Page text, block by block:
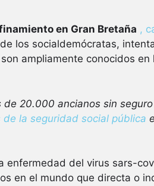
en Gran Bretaña ,
de los socialdemócratas,
ampliamente conocidos
de 20.000 ancianos sin
la seguridad social pública
enfermedad del virus sars-
en el mundo que directa o